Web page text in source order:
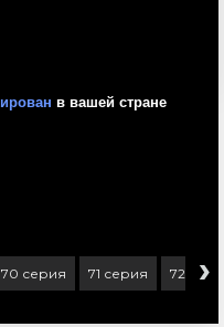
70 серия 71 серия 72 ›